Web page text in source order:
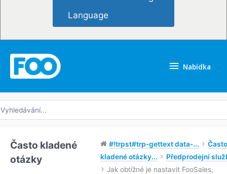
Language
Nabídka
Často kladené
otázky
#!trpst#trp-gettext data-...
Často
kladené otázky...
Předprodejní
Jak obtížné je nastavit FooSales,